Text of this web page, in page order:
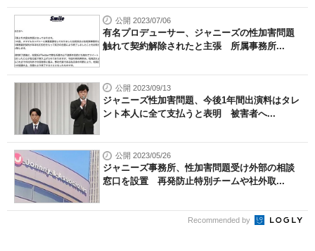
公開 2023/07/06
有名プロデューサー、ジャニーズの性加害問題
触れて契約解除されたと主張 所属事務所...
公開 2023/09/13
ジャニーズ性加害問題、今後1年間出演料はタレ
ント本人に全て支払うと表明 被害者へ...
公開 2023/05/26
ジャニーズ事務所、性加害問題受け外部の相談
窓口を設置 再発防止特別チームや社外取...
Recommended by